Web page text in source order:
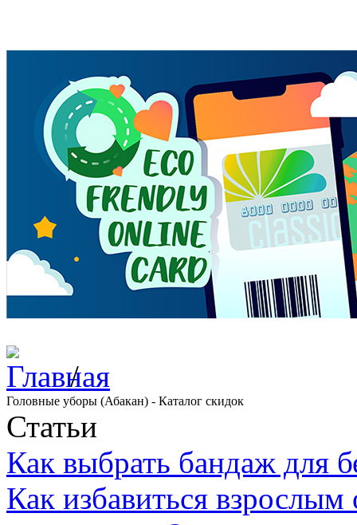
/
Головные уборы (Абакан) - Каталог скидок
Статьи
Как выбрать бандаж для
Как избавиться